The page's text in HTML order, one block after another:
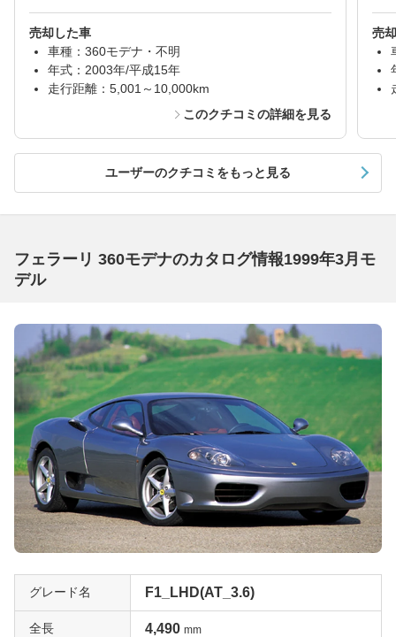
売却した車
車種：360モデナ・不明
年式：2003年/平成15年
走行距離：5,001～10,000km
このクチコミの詳細を見る
売
ユーザーのクチコミをもっと見る
フェラーリ 360モデナのカタログ情報1999年3月モ
デル
グレード名 F1_LHD(AT_3.6)
全長 4,490 mm